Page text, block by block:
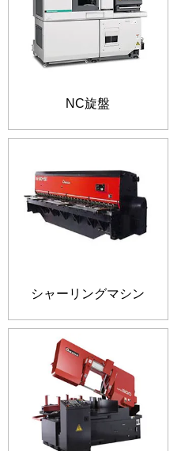
NC旋盤
シャーリングマシン